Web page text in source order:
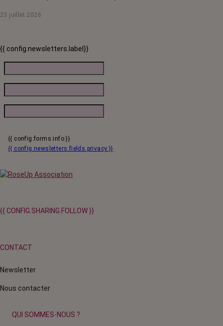
chroniques, et en premier lieu les personnes touchées par un cancer,
23 juillet 2026
{{ config.newsletters.label}}
{{ config.forms.info }}
{{ config.newsletters.fields.privacy }}
{{ CONFIG.SHARING.FOLLOW }}
CONTACT
Newsletter
Nous contacter
QUI SOMMES-NOUS ?